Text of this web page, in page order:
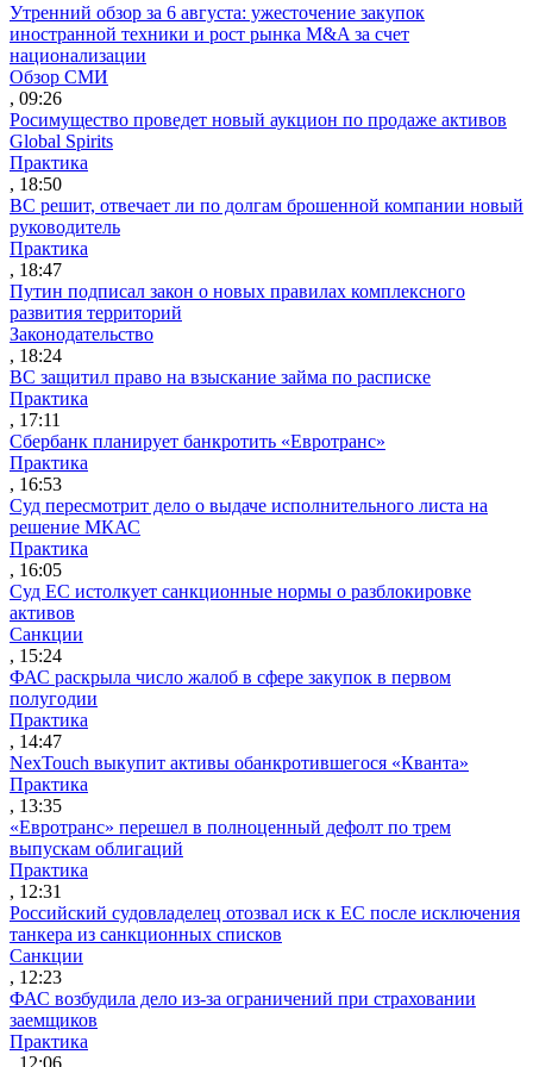
Утренний обзор за 6 августа: ужесточение закупок
иностранной техники и рост рынка M&A за счет
национализации
Обзор СМИ
, 09:26
Росимущество проведет новый аукцион по продаже активов
Global Spirits
Практика
, 18:50
ВС решит, отвечает ли по долгам брошенной компании новый
руководитель
Практика
, 18:47
Путин подписал закон о новых правилах комплексного
развития территорий
Законодательство
, 18:24
ВС защитил право на взыскание займа по расписке
Практика
, 17:11
Сбербанк планирует банкротить «Евротранс»
Практика
, 16:53
Суд пересмотрит дело о выдаче исполнительного листа на
решение МКАС
Практика
, 16:05
Суд ЕС истолкует санкционные нормы о разблокировке
активов
Санкции
, 15:24
ФАС раскрыла число жалоб в сфере закупок в первом
полугодии
Практика
, 14:47
NexTouch выкупит активы обанкротившегося «Кванта»
Практика
, 13:35
«Евротранс» перешел в полноценный дефолт по трем
выпускам облигаций
Практика
, 12:31
Российский судовладелец отозвал иск к ЕС после исключения
танкера из санкционных списков
Санкции
, 12:23
ФАС возбудила дело из-за ограничений при страховании
заемщиков
Практика
, 12:06